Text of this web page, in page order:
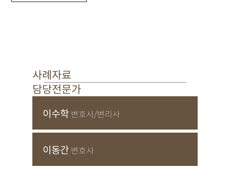
사례자료
담당전문가
이수학 변호사/변리사
이동간 변호사